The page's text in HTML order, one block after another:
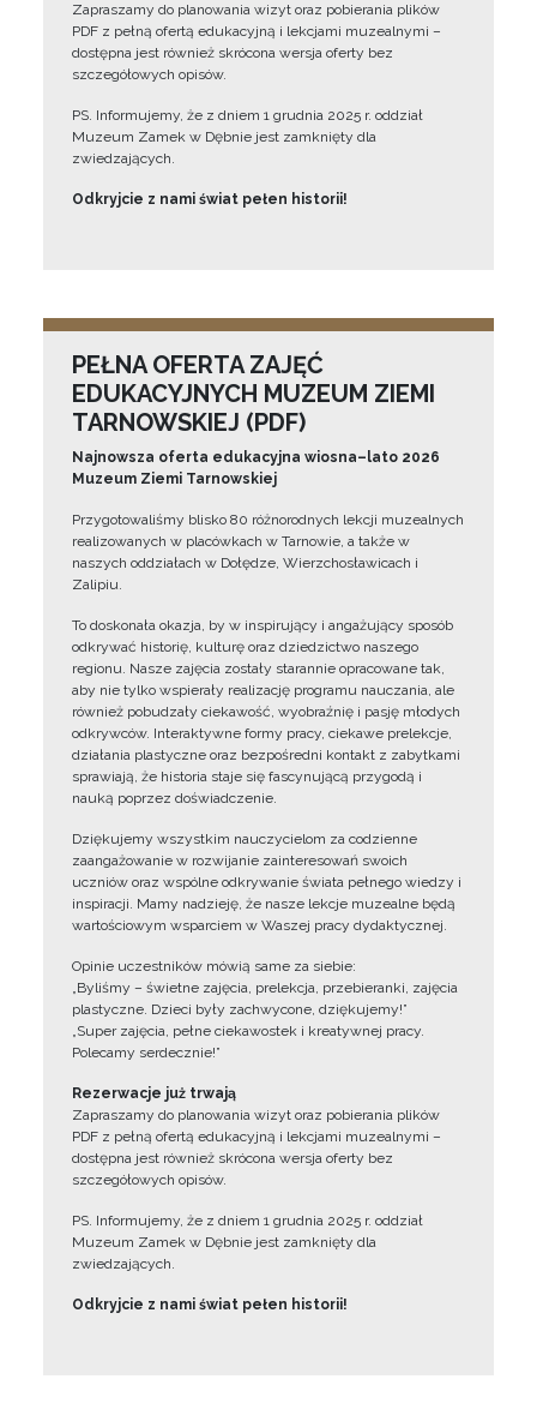
Zapraszamy do planowania wizyt oraz pobierania plików
PDF z pełną ofertą edukacyjną i lekcjami muzealnymi –
dostępna jest również skrócona wersja oferty bez
szczegółowych opisów.
PS. Informujemy, że z dniem 1 grudnia 2025 r. oddział
Muzeum Zamek w Dębnie jest zamknięty dla
zwiedzających.
Odkryjcie z nami świat pełen historii!
PEŁNA OFERTA ZAJĘĆ
EDUKACYJNYCH MUZEUM ZIEMI
TARNOWSKIEJ (PDF)
Najnowsza oferta edukacyjna wiosna–lato 2026
Muzeum Ziemi Tarnowskiej
Przygotowaliśmy blisko 80 różnorodnych lekcji muzealnych
realizowanych w placówkach w Tarnowie, a także w
naszych oddziałach w Dołędze, Wierzchosławicach i
Zalipiu.
To doskonała okazja, by w inspirujący i angażujący sposób
odkrywać historię, kulturę oraz dziedzictwo naszego
regionu. Nasze zajęcia zostały starannie opracowane tak,
aby nie tylko wspierały realizację programu nauczania, ale
również pobudzały ciekawość, wyobraźnię i pasję młodych
odkrywców. Interaktywne formy pracy, ciekawe prelekcje,
działania plastyczne oraz bezpośredni kontakt z zabytkami
sprawiają, że historia staje się fascynującą przygodą i
nauką poprzez doświadczenie.
Dziękujemy wszystkim nauczycielom za codzienne
zaangażowanie w rozwijanie zainteresowań swoich
uczniów oraz wspólne odkrywanie świata pełnego wiedzy i
inspiracji. Mamy nadzieję, że nasze lekcje muzealne będą
wartościowym wsparciem w Waszej pracy dydaktycznej.
Opinie uczestników mówią same za siebie:
„Byliśmy – świetne zajęcia, prelekcja, przebieranki, zajęcia
plastyczne. Dzieci były zachwycone, dziękujemy!”
„Super zajęcia, pełne ciekawostek i kreatywnej pracy.
Polecamy serdecznie!”
Rezerwacje już trwają
Zapraszamy do planowania wizyt oraz pobierania plików
PDF z pełną ofertą edukacyjną i lekcjami muzealnymi –
dostępna jest również skrócona wersja oferty bez
szczegółowych opisów.
PS. Informujemy, że z dniem 1 grudnia 2025 r. oddział
Muzeum Zamek w Dębnie jest zamknięty dla
zwiedzających.
Odkryjcie z nami świat pełen historii!